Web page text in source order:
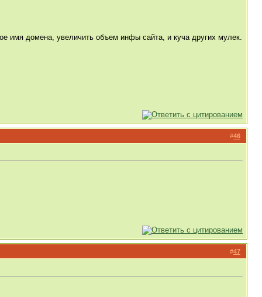
имя домена, увеличить объем инфы сайта, и куча других мулек.
#46
#47